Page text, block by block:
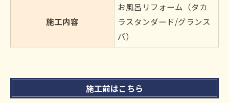
施工内容
お風呂リフォーム（タカ
ラスタンダード/グランス
パ）
施工前はこちら